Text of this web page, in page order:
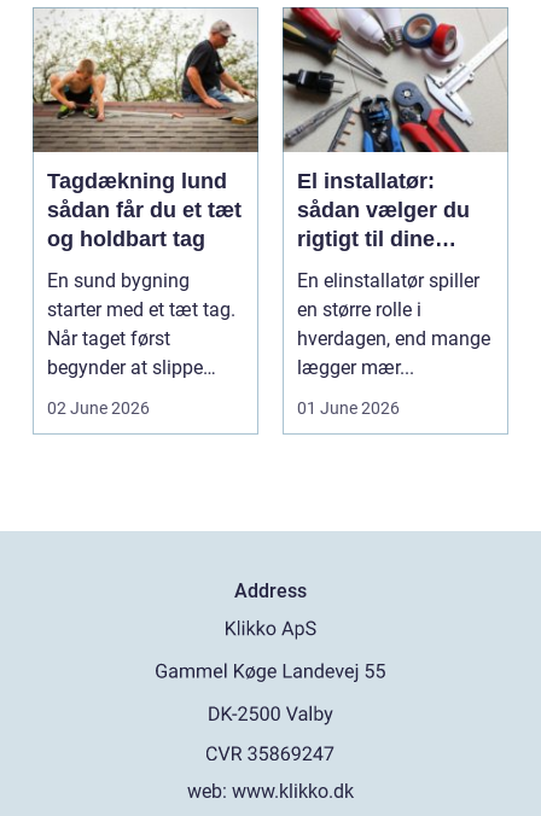
Tagdækning lund
sådan får du et tæt
og holdbart tag
En sund bygning
starter med et tæt tag.
Når taget først
begynder at slippe
02 June 2026
El installatør:
sådan vælger du
rigtigt til dine
elinstallationer
En elinstallatør spiller
en større rolle i
hverdagen, end mange
lægger mær...
01 June 2026
Address
web: www.klikko.dk